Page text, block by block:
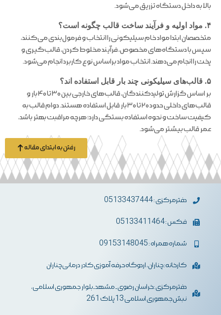
بالا به داخل دستگاه تزریق می‌شود.
۴. مواد اولیه و فرآیند ساخت قالب چگونه است؟
متخصصان ابتدا مواد خام سیلیکونی را انتخاب و فرمول‌بندی می‌کنند،
سپس با دستگاه‌های مخصوص، فرآیند مخلوط کردن، قالب‌گیری و
پخت را انجام می‌دهند. انتخاب مواد براساس نوع کاربرد انجام می‌شود.
۵. قالب‌های سیلیکونی چند بار قابل استفاده اند؟
بر اساس گزارش تولیدکنندگان، قالب‌های خارجی بین ۳۰ تا ۴۰ بار و
قالب‌های داخلی حدود ۲۰ تا ۳۰ بار قابل استفاده هستند. دوام قالب به
کیفیت ساخت و نحوه استفاده بستگی دارد؛ هرچه مراقبت بهتر باشد،
عمر قالب بیشتر می‌شود.
رفتن به ابتدای مقاله
دفترمرکزی : 05133437444
فکس : 05133411464
شماره همراه : 09153148045
کارخانه: چناران، اردوگاه حرفه آموزی کادر درمانی چناران
دفترمرکزی :خراسان رضوی- مشهد-بلوار جمهوری اسلامی،
نبش جمهوری اسلامی 13 پلاک 261